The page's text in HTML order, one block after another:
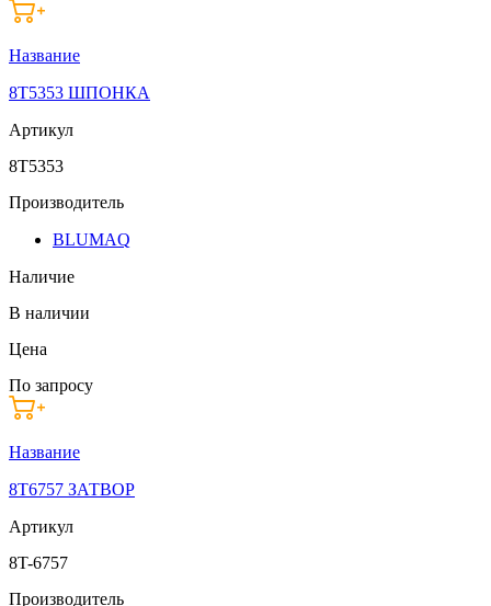
Название
8T5353 ШПОНКА
Артикул
8T5353
Производитель
BLUMAQ
Наличие
В наличии
Цена
По запросу
Название
8T6757 ЗАТВОР
Артикул
8T-6757
Производитель